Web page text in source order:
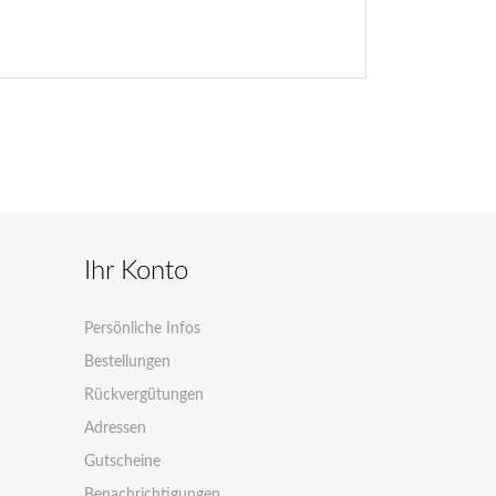
Ihr Konto
Persönliche Infos
Bestellungen
Rückvergütungen
Adressen
Gutscheine